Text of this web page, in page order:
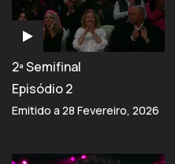
2ª Semifinal
Episódio 2
Emitido a 28 Fevereiro, 2026